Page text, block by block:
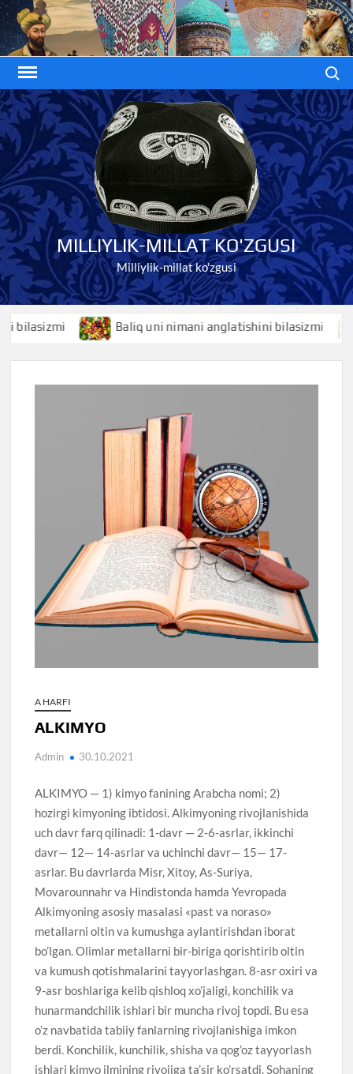
Skip
to
content
MILLIYLIK-MILLAT KO'ZGUSI
Milliylik-millat ko'zgusi
Baliq uni nimani anglatishini bilasizmi
A HARFI
ALKIMYO
Admin 30.10.2021
ALKIMYO — 1) kimyo fanining Arabcha nomi; 2)
hozirgi kimyoning ibtidosi. Alkimyoning rivojlanishida
uch davr farq qilinadi: 1-davr — 2-6-asrlar, ikkinchi
davr— 12— 14-asrlar va uchinchi davr— 15— 17-
asrlar. Bu davrlarda Misr, Xitoy, As-Suriya,
Movarounnahr va Hindistonda hamda Yevropada
Alkimyoning asosiy masalasi «past va noraso»
metallarni oltin va kumushga aylantirishdan iborat
bo’lgan. Olimlar metallarni bir-biriga qorishtirib oltin
va kumush qotishmalarini tayyorlashgan. 8-asr oxiri va
9-asr boshlariga kelib qishloq xo’jaligi, konchilik va
hunarmandchilik ishlari bir muncha rivoj topdi. Bu esa
o’z navbatida tabiiy fanlarning rivojlanishiga imkon
berdi. Konchilik, kunchilik, shisha va qog’oz tayyorlash
ishlari kimyo ilmining rivojiga ta’sir ko’rsatdi. Sohaning